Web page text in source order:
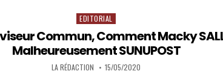
Posted
EDITORIAL
Commun, Comment Macky
Malheureusement SUNUPOST
LA RÉDACTION 15/05/2020